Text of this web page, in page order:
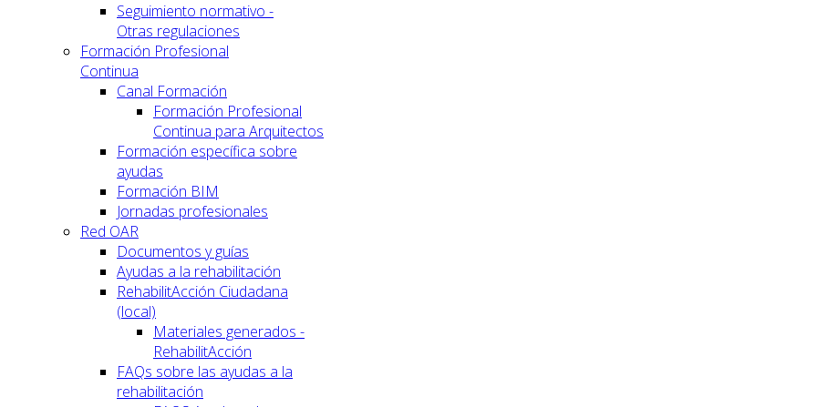
Seguimiento normativo -
Otras regulaciones
Formación Profesional
Continua
Canal Formación
Formación Profesional
Continua para Arquitectos
Formación específica sobre
ayudas
Formación BIM
Jornadas profesionales
Red OAR
Documentos y guías
Ayudas a la rehabilitación
RehabilitAcción Ciudadana
(local)
Materiales generados -
RehabilitAcción
FAQs sobre las ayudas a la
rehabilitación